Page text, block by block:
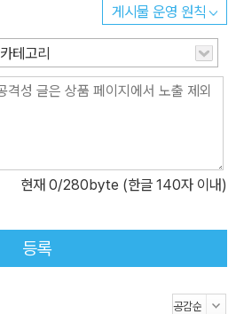
게시물 운영 원칙
카테고리
현재 0/280byte (한글 140자 이내)
등록